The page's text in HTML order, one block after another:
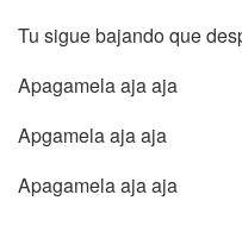
Tu sigue bajando que
Apagamela aja aja
Apgamela aja aja
Apagamela aja aja